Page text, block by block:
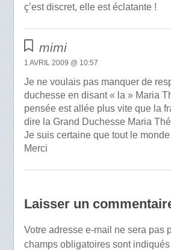
ç’est discret, elle est éclatante !
mimi
1 AVRIL 2009 @ 10:57
Je ne voulais pas manquer de
duchesse en disant « la » Maria
pensée est allée plus vite que la
dire la Grand Duchesse Maria
Je suis certaine que tout le monde
Merci
Laisser un
Votre adresse e-mail ne sera pas
champs obligatoires sont